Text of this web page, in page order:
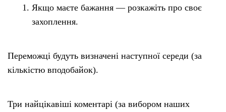
Якщо маєте бажання — розкажіть про своє
захоплення.
Переможці будуть визначені наступної середи (за
кількістю вподобайок).
Три найцікавіші коментарі (за вибором наших